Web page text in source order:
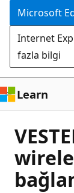
Microsoft
Internet
fazla bilgi
Learn